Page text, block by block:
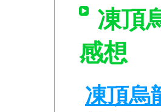
凍頂
感想
凍頂烏